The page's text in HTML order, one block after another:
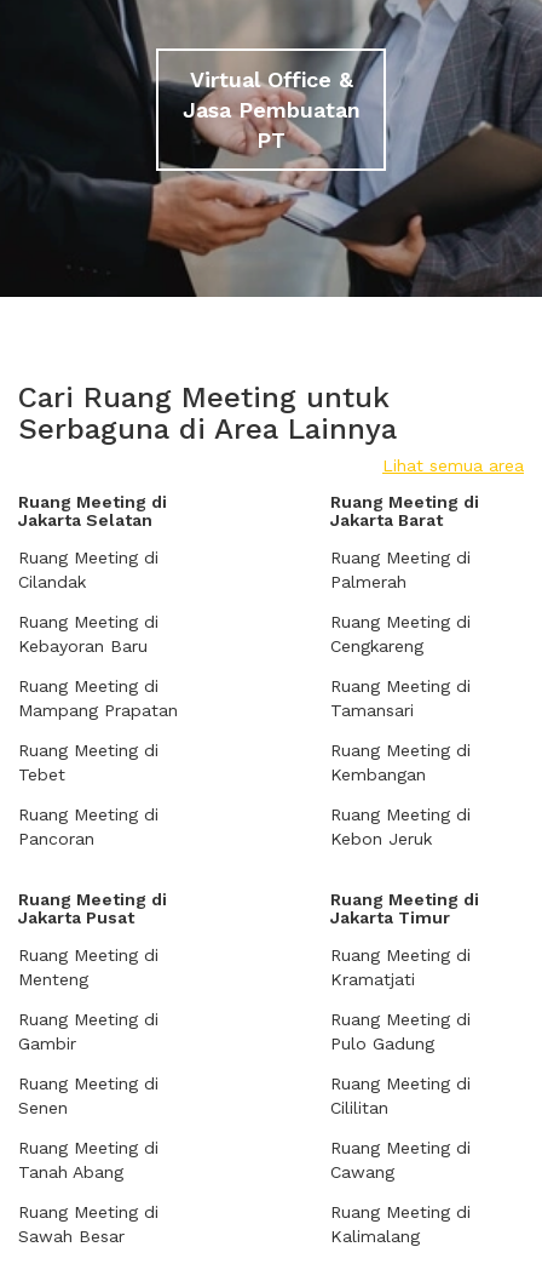
Virtual Office &
Jasa Pembuatan
PT
Cari Ruang Meeting untuk
Serbaguna di Area Lainnya
Lihat semua area
Ruang Meeting di
Jakarta Selatan
Ruang Meeting di
Cilandak
Ruang Meeting di
Kebayoran Baru
Ruang Meeting di
Mampang Prapatan
Ruang Meeting di
Tebet
Ruang Meeting di
Pancoran
Ruang Meeting di
Jakarta Barat
Ruang Meeting di
Palmerah
Ruang Meeting di
Cengkareng
Ruang Meeting di
Tamansari
Ruang Meeting di
Kembangan
Ruang Meeting di
Kebon Jeruk
Ruang Meeting di
Jakarta Pusat
Ruang Meeting di
Menteng
Ruang Meeting di
Gambir
Ruang Meeting di
Senen
Ruang Meeting di
Tanah Abang
Ruang Meeting di
Sawah Besar
Ruang Meeting di
Jakarta Timur
Ruang Meeting di
Kramatjati
Ruang Meeting di
Pulo Gadung
Ruang Meeting di
Cililitan
Ruang Meeting di
Cawang
Ruang Meeting di
Kalimalang